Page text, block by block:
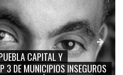
COLUMNAS DEBATE
GRACE PALOMARES,
CARMEN SALINAS “LA